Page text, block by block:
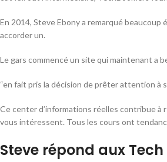
En 2014, Steve Ebony a remarqué
accorder un.
Le gars commencé un site qui maintenant
“en fait pris la décision de prêter attention à
Ce center d’informations réelles contribue
vous intéressent. Tous les cours ont
Steve répond aux